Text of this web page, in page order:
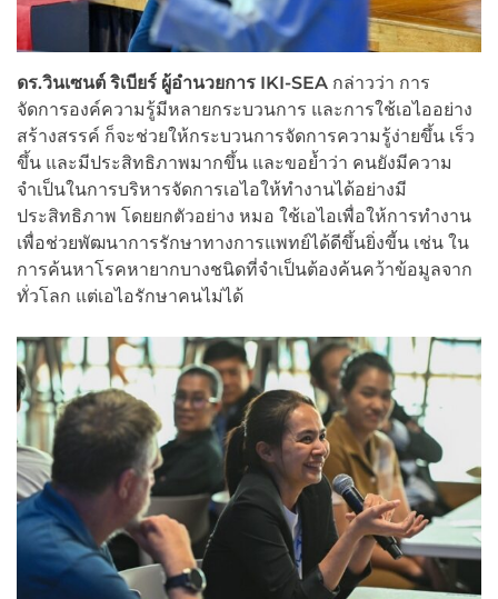
ดร.วินเซนต์ ริเบียร์ ผู้อำนวยการ IKI-SEA กล่าวว่า การ
จัดการองค์ความรู้มีหลายกระบวนการ และการใช้เอไออย่าง
สร้างสรรค์ ก็จะช่วยให้กระบวนการจัดการความรู้ง่ายขึ้น เร็ว
ขึ้น และมีประสิทธิภาพมากขึ้น และขอย้ำว่า คนยังมีความ
จำเป็นในการบริหารจัดการเอไอให้ทำงานได้อย่างมี
ประสิทธิภาพ โดยยกตัวอย่าง หมอ ใช้เอไอเพื่อให้การทำงาน
เพื่อช่วยพัฒนาการรักษาทางการแพทย์ได้ดีขึ้นยิ่งขี้น เช่น ใน
การค้นหาโรคหายากบางชนิดที่จำเป็นต้องค้นคว้าข้อมูลจาก
ทั่วโลก แต่เอไอรักษาคนไม่ได้